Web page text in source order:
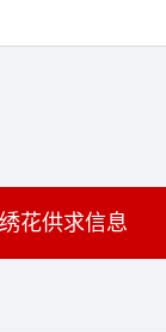
绣花供求信息